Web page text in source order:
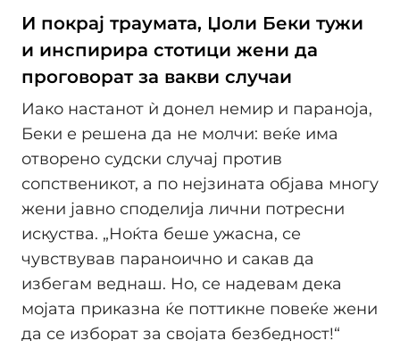
И покрај траумата, Џоли Беки тужи
и инспирира стотици жени да
проговорат за вакви случаи
Иако настанот ѝ донел немир и параноја,
Беки е решена да не молчи: веќе има
отворено судски случај против
сопственикот, а по нејзината објава многу
жени јавно споделија лични потресни
искуства. „Ноќта беше ужасна, се
чувствував параноично и сакав да
избегам веднаш. Но, се надевам дека
мојата приказна ќе поттикне повеќе жени
да се изборат за својата безбедност!“